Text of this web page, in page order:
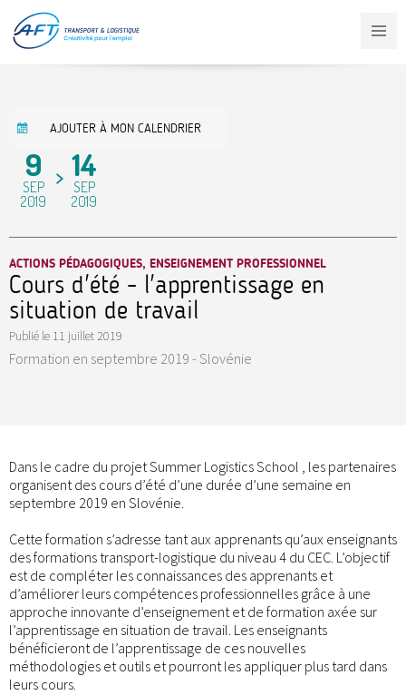
contenu
principal
AJOUTER À MON CALENDRIER
9
SEP
2019
14
SEP
2019
ACTIONS PÉDAGOGIQUES, ENSEIGNEMENT PROFESSIONNEL
Cours d'été - l'apprentissage en
situation de travail
Publié le 11 juillet 2019
Formation en septembre 2019 - Slovénie
Dans le cadre du projet Summer Logistics School , les partenaires
organisent des cours d’été d’une durée d’une semaine en
septembre 2019 en Slovénie.
Cette formation s’adresse tant aux apprenants qu’aux enseignants
des formations transport-logistique du niveau 4 du CEC. L’objectif
est de compléter les connaissances des apprenants et
d’améliorer leurs compétences professionnelles grâce à une
approche innovante d’enseignement et de formation axée sur
l’apprentissage en situation de travail. Les enseignants
bénéficieront de l’apprentissage de ces nouvelles
méthodologies et outils et pourront les appliquer plus tard dans
leurs cours.